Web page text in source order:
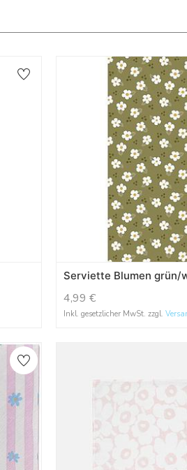
Serviette Blumen grün/
4,99 €
Inkl. gesetzlicher MwSt. zzgl.